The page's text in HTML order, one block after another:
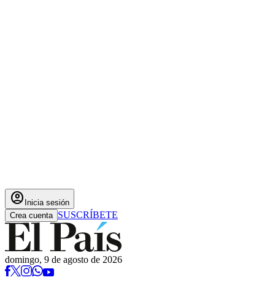
account_circle Inicia sesión
Crea cuenta SUSCRÍBETE
domingo, 9 de agosto de 2026